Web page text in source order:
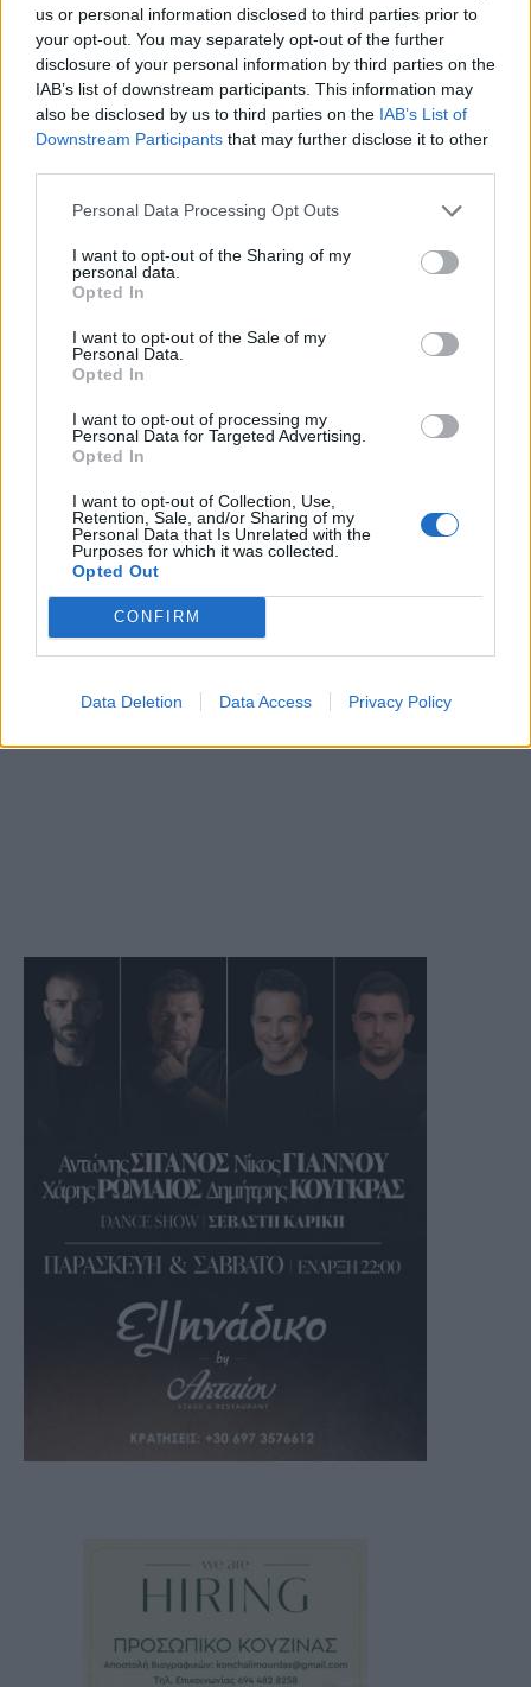
us or personal information disclosed to third parties prior to
your opt-out. You may separately opt-out of the further
disclosure of your personal information by third parties on the
IAB’s list of downstream participants. This information may
also be disclosed by us to third parties on the IAB’s List of
Downstream Participants that may further disclose it to other
Personal Data Processing Opt Outs
I want to opt-out of the Sharing of my
personal data.
Opted In
I want to opt-out of the Sale of my
Personal Data.
Opted In
I want to opt-out of processing my
Personal Data for Targeted Advertising.
Opted In
I want to opt-out of Collection, Use,
Retention, Sale, and/or Sharing of my
Personal Data that Is Unrelated with the
Purposes for which it was collected.
Opted Out
CONFIRM
Data Deletion Data Access Privacy Policy